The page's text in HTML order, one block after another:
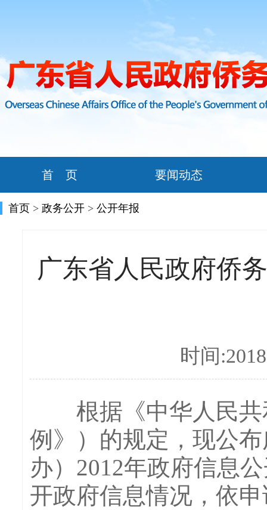
首 页 要闻动态
首页 > 政务公开 > 公开年报
广东省人民政府侨
时间
根据《中华人民共
例》）的规定，现公
办）2012年政府信息
开政府信息情况，依